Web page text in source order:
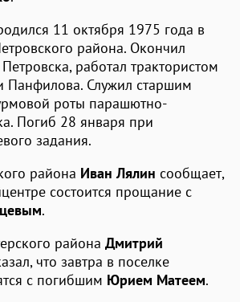
11 октября 1975 года в
района. Окончил
работал трактористом
Панфилова. Служил старшим
роты парашютно-
Погиб 28 января при
задания.
района Иван Лялин сообщает,
состоится прощание с
.
района Дмитрий
что завтра в поселке
с погибшим Юрием Матеем.